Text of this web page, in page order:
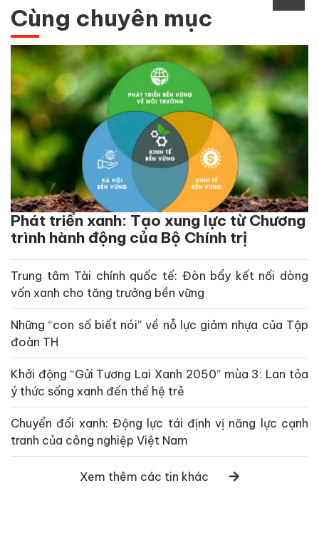
Cùng chuyên mục
Phát triển xanh: Tạo xung lực từ Chương
trình hành động của Bộ Chính trị
Trung tâm Tài chính quốc tế: Đòn bẩy kết nối dòng
vốn xanh cho tăng trưởng bền vững
Những “con số biết nói” về nỗ lực giảm nhựa của Tập
đoàn TH
Khởi động “Gửi Tương Lai Xanh 2050” mùa 3: Lan tỏa
ý thức sống xanh đến thế hệ trẻ
Chuyển đổi xanh: Động lực tái định vị năng lực cạnh
tranh của công nghiệp Việt Nam
Xem thêm các tin khác